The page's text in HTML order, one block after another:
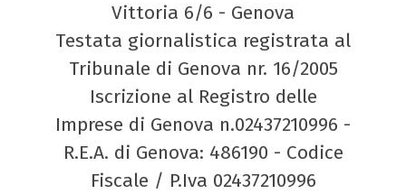
Vittoria 6/6 - Genova
Testata giornalistica registrata al
Tribunale di Genova nr. 16/2005
Iscrizione al Registro delle
Imprese di Genova n.02437210996 -
R.E.A. di Genova: 486190 - Codice
Fiscale / P.Iva 02437210996